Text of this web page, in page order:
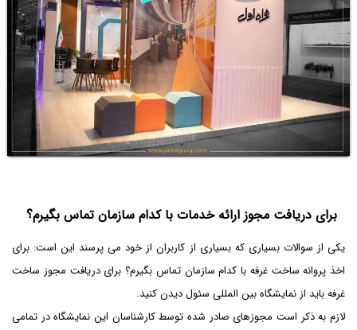
برای دریافت مجوز ارائه خدمات با کدام سازمان تماس بگیرم؟
یکی از سوالات بسیاری که بسیاری از کاربران از خود می پرسند این است: برای
اخذ پروانه ساخت غرفه با کدام سازمان تماس بگیرم؟ برای دریافت مجوز ساخت
غرفه باید از نمایشگاه بین المللی سئول دیدن کنید.
لازم به ذکر است مجوزهای صادر شده توسط کارشناسان این نمایشگاه در تمامی